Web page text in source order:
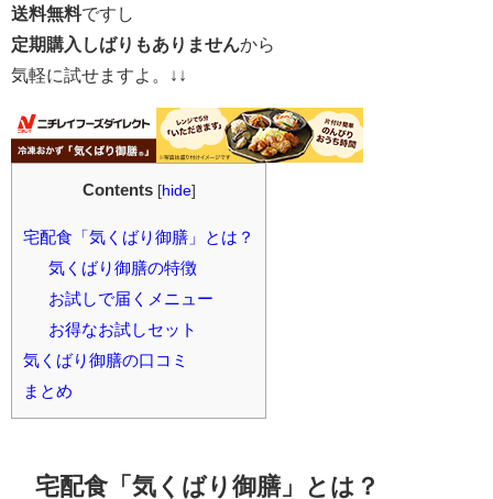
送料無料ですし
定期購入しばりもありませんから
気軽に試せますよ。↓↓
Contents [hide]
宅配食「気くばり御膳」とは？
気くばり御膳の特徴
お試しで届くメニュー
お得なお試しセット
気くばり御膳の口コミ
まとめ
宅配食「気くばり御膳」とは？